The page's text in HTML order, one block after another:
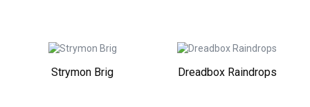
Strymon Brig Dreadbox Raindrops